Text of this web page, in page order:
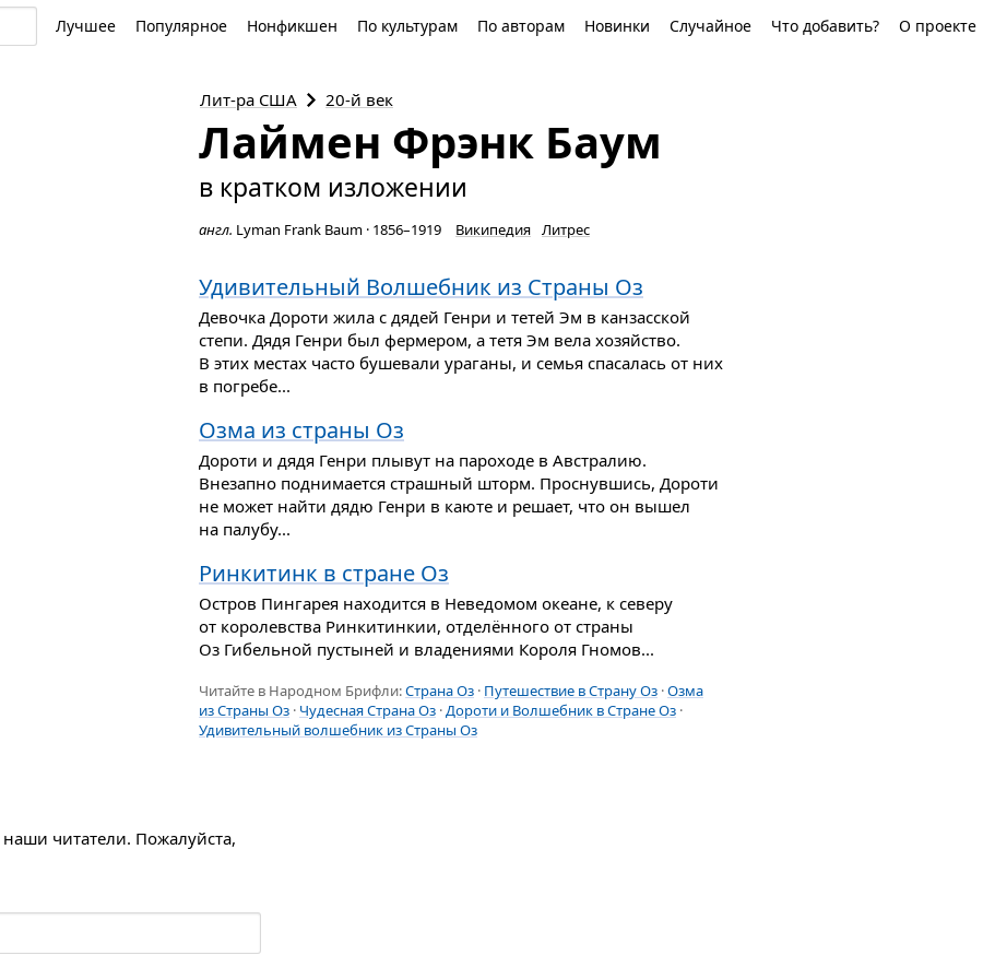
Лучшее Популярное Нонфикшен По культурам По авторам Новинки Случайное Что добавить? О проекте
Лит-ра США 20-й век
Лаймен Фрэнк Баум
в кратком изложении
англ. Lyman Frank Baum · 1856–1919 Википедия Литрес
Удивительный Волшебник из Страны Оз
Девочка Дороти жила с дядей Генри и тетей Эм в канзасской
степи. Дядя Генри был фермером, а тетя Эм вела хозяйство.
В этих местах часто бушевали ураганы, и семья спасалась от них
в погребе...
Озма из страны Оз
Дороти и дядя Генри плывут на пароходе в Австралию.
Внезапно поднимается страшный шторм. Проснувшись, Дороти
не может найти дядю Генри в каюте и решает, что он вышел
на палубу...
Ринкитинк в стране Оз
Остров Пингарея находится в Неведомом океане, к северу
от королевства Ринкитинкии, отделённого от страны
Оз Гибельной пустыней и владениями Короля Гномов...
Читайте в Народном Брифли:Страна Оз · Путешествие в Страну Оз ·Озма
из Страны Оз · Чудесная Страна Оз ·Дороти и Волшебник в Стране Оз ·
Удивительный волшебник из Страны Оз
читатели. Пожалуйста,